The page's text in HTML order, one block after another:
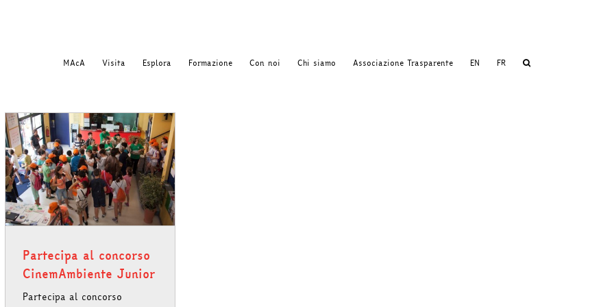
MAcA Visita Esplora Formazione Con noi Chi siamo Associazione Trasparente EN FR
Partecipa al concorso
CinemAmbiente Junior
Partecipa al concorso